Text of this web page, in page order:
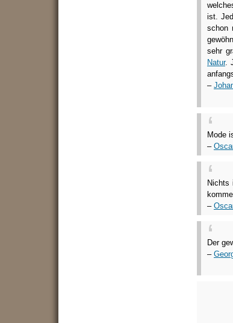
ist.
schon
sehr
Natur.
–
Mode
–
Nichts
–
Der
–